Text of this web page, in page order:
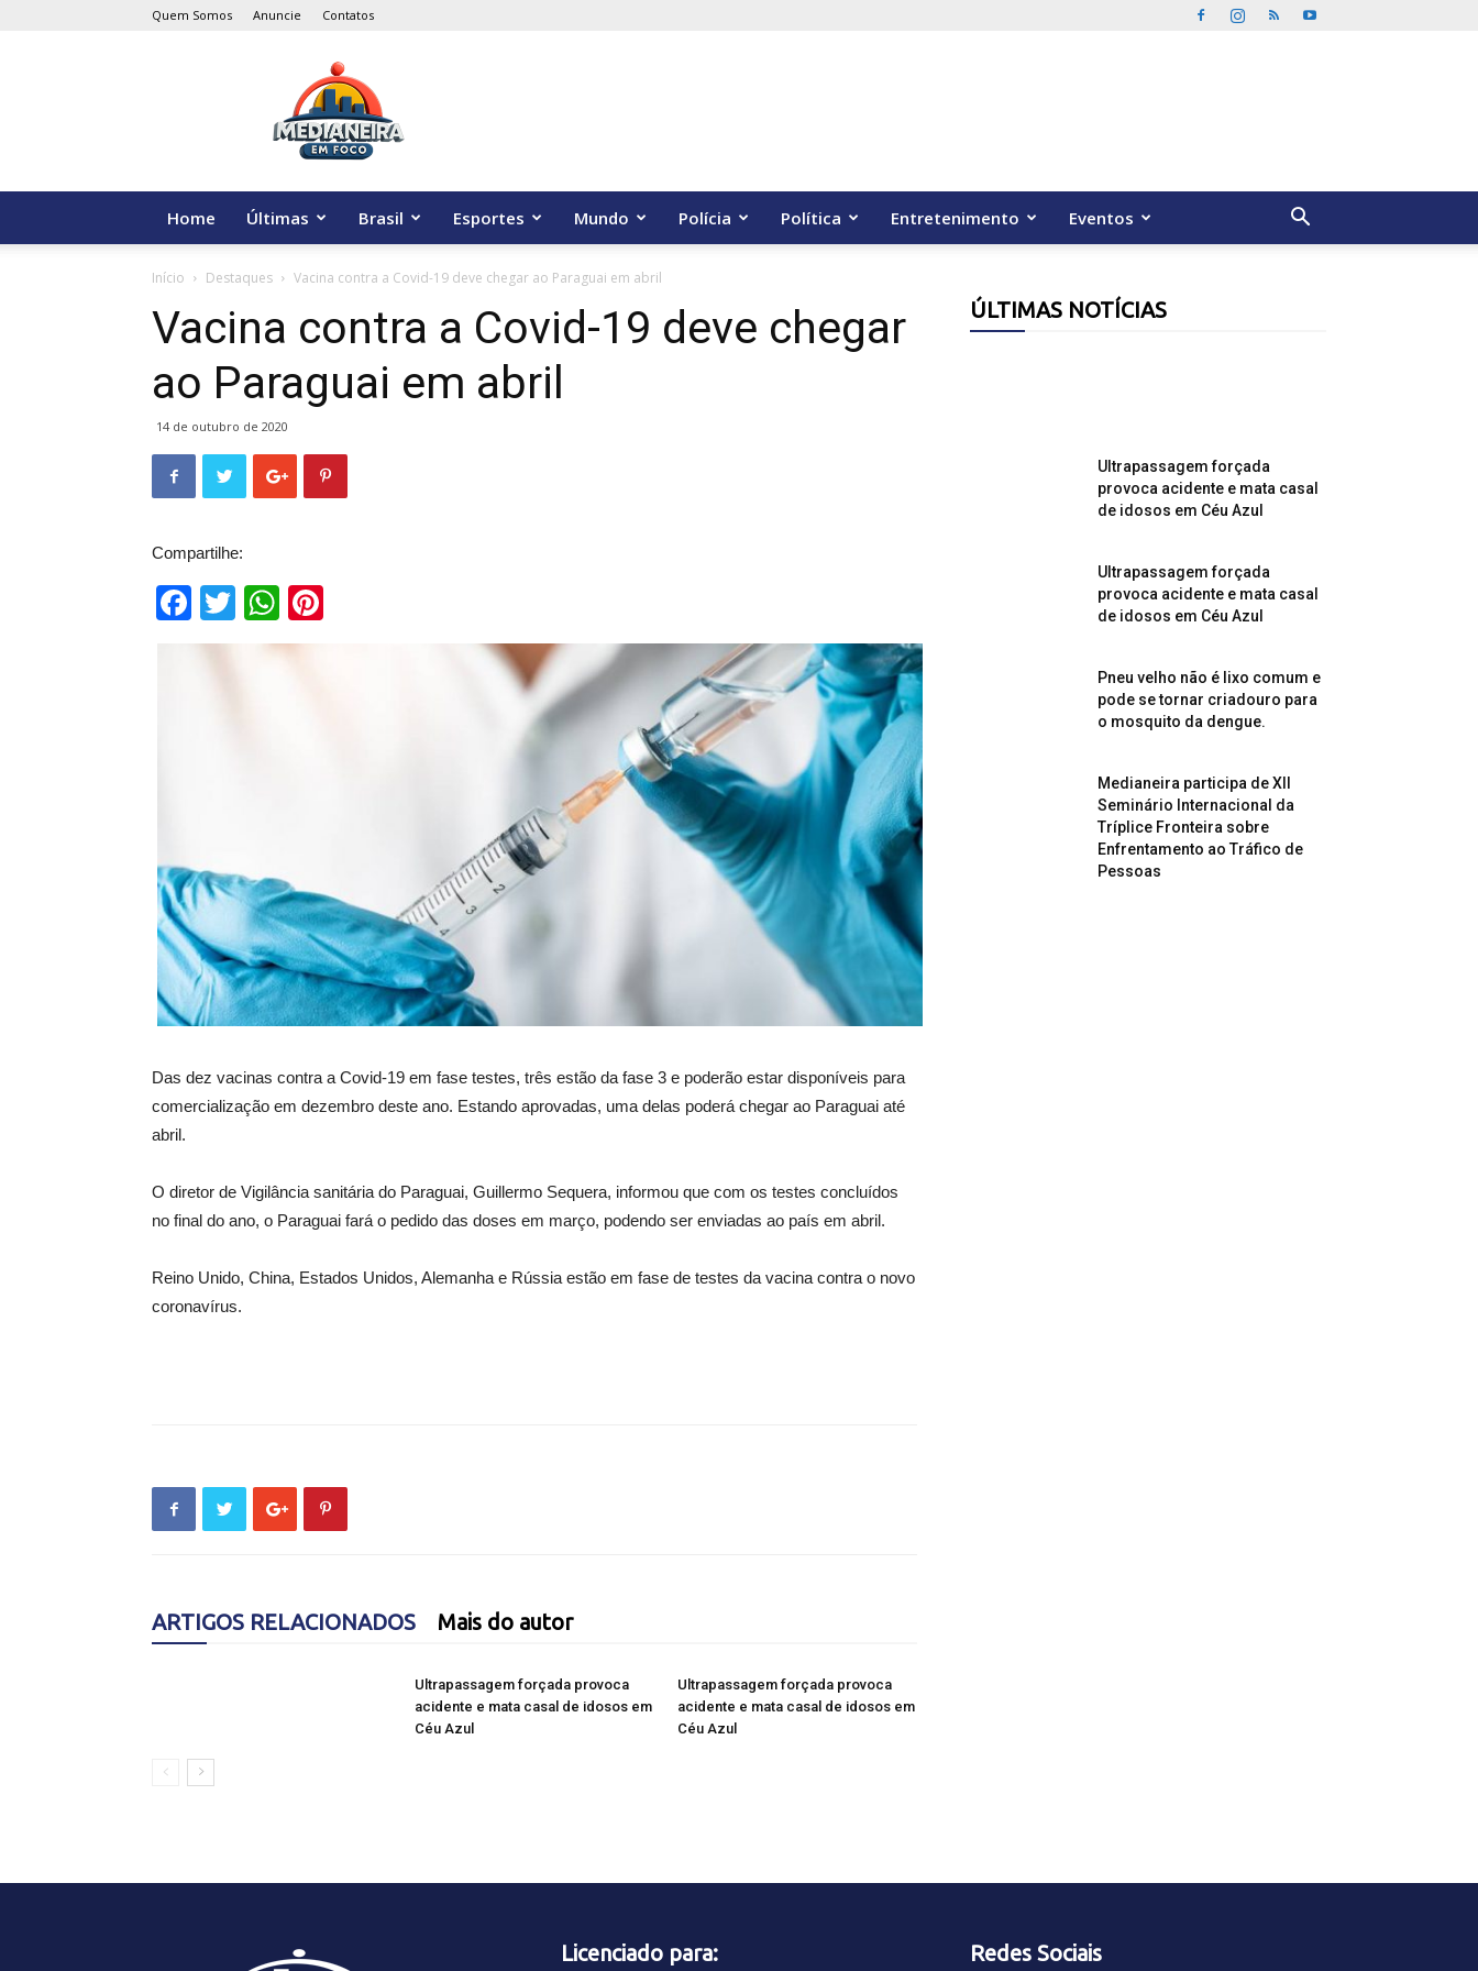
Quem Somos Anuncie Contatos
Home Últimas Brasil Esportes Mundo Polícia Política Entretenimento Eventos
Início Destaques Vacina contra a Covid-19 deve chegar ao Paraguai em abril
Vacina contra a Covid-19 deve chegar
ao Paraguai em abril
14 de outubro de 2020
Compartilhe:
Facebook
TwitterWhatsApp
Das dez vacinas contra a Covid-19 em fase testes, três estão da fase 3 e poderão estar disponíveis para
comercialização em dezembro deste ano. Estando aprovadas, uma delas poderá chegar ao Paraguai até
abril.
O diretor de Vigilância sanitária do Paraguai, Guillermo Sequera, informou que com os testes concluídos
no final do ano, o Paraguai fará o pedido das doses em março, podendo ser enviadas ao país em abril.
Reino Unido, China, Estados Unidos, Alemanha e Rússia estão em fase de testes da vacina contra o novo
coronavírus.
ARTIGOS RELACIONADOS Mais do autor
Ultrapassagem forçada provoca
acidente e mata casal de idosos em
Céu Azul
Ultrapassagem forçada provoca
acidente e mata casal de idosos em
Céu Azul
ÚLTIMAS NOTÍCIAS
Ultrapassagem forçada
provoca acidente e mata casal
de idosos em Céu Azul
Ultrapassagem forçada
provoca acidente e mata casal
de idosos em Céu Azul
Pneu velho não é lixo comum e
pode se tornar criadouro para
o mosquito da dengue.
Medianeira participa de XII
Seminário Internacional da
Tríplice Fronteira sobre
Enfrentamento ao Tráfico de
Pessoas
Licenciado para: Redes Sociais